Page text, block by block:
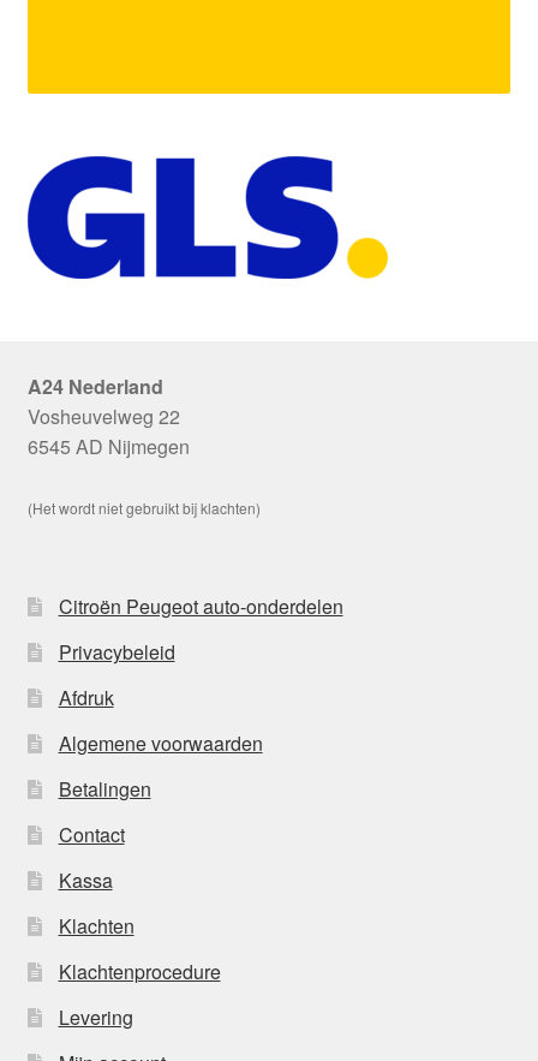
A24 Nederland
Vosheuvelweg 22
6545 AD Nijmegen
(Het wordt niet gebruikt bij klachten)
Citroën Peugeot auto-onderdelen
Privacybeleid
Afdruk
Algemene voorwaarden
Betalingen
Contact
Kassa
Klachten
Klachtenprocedure
Levering